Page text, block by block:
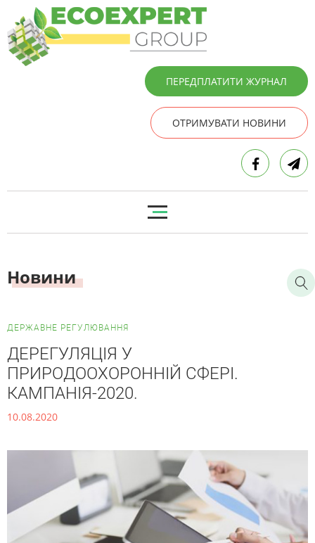
ПЕРЕДПЛАТИТИ ЖУРНАЛ
ОТРИМУВАТИ НОВИНИ
Новини
ДЕРЖАВНЕ РЕГУЛЮВАННЯ
ДЕРЕГУЛЯЦІЯ У
ПРИРОДООХОРОННІЙ СФЕРІ.
КАМПАНІЯ-2020.
10.08.2020